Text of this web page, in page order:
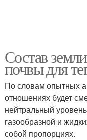
Состав
почвы для
По словам опытных
отношениях будет
нейтральный
газообразной и
собой пропорциях.